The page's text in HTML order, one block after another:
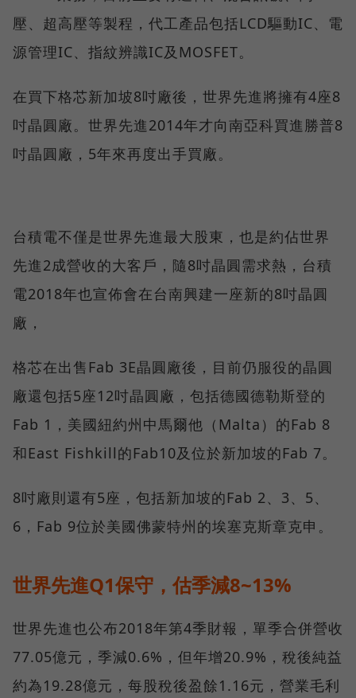
壓、超高壓等製程，代工產品包括LCD驅動IC、電
源管理IC、指紋辨識IC及MOSFET。
在買下格芯新加坡8吋廠後，世界先進將擁有4座8
吋晶圓廠。世界先進2014年才向南亞科買進勝普8
吋晶圓廠，5年來再度出手買廠。
台積電不僅是世界先進最大股東，也是約佔世界
先進2成營收的大客戶，隨8吋晶圓需求熱，台積
電2018年也宣佈會在台南興建一座新的8吋晶圓
廠，
格芯在出售Fab 3E晶圓廠後，目前仍服役的晶圓
廠還包括5座12吋晶圓廠，包括德國德勒斯登的
Fab 1，美國紐約州中馬爾他（Malta）的Fab 8
和East Fishkill的Fab10及位於新加坡的Fab 7。
8吋廠則還有5座，包括新加坡的Fab 2、3、5、
6，Fab 9位於美國佛蒙特州的埃塞克斯章克申。
世界先進Q1保守，估季減8~13%
世界先進也公布2018年第4季財報，單季合併營收
77.05億元，季減0.6%，但年增20.9%，稅後純益
約為19.28億元，每股稅後盈餘1.16元，營業毛利